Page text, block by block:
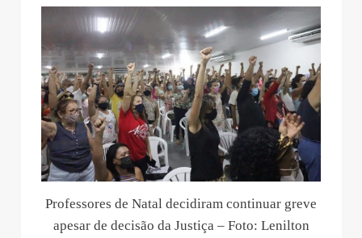
Professores de Natal decidiram continuar greve
apesar de decisão da Justiça – Foto: Lenilton